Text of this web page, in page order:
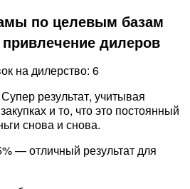
по целевым базам
дилеров
на дилерство: 6
результат, учитывая
и то, что это постоянный
снова и снова.
— отличный результат для